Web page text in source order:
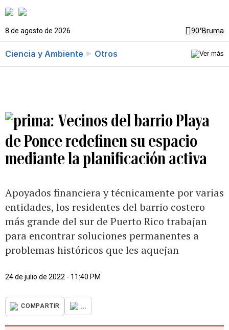
8 de agosto de 2026 90°Bruma
Ciencia y Ambiente Otros
Vecinos del barrio Playa
de Ponce redefinen su espacio
mediante la planificación activa
Apoyados financiera y técnicamente por varias
entidades, los residentes del barrio costero
más grande del sur de Puerto Rico trabajan
para encontrar soluciones permanentes a
problemas históricos que les aquejan
24 de julio de 2022 - 11:40 PM
COMPARTIR ...